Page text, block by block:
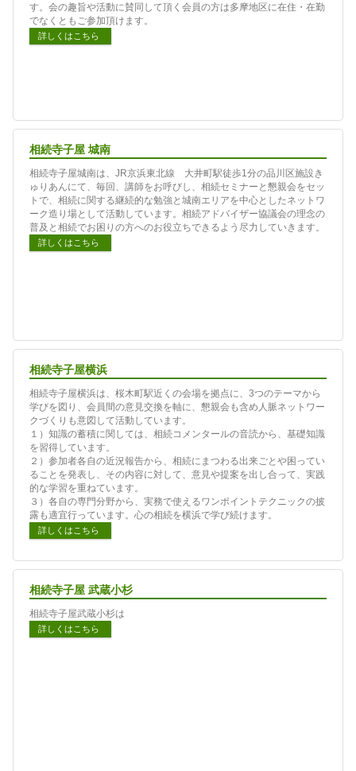
す。会の趣旨や活動に賛同して頂く会員の方は多摩地区に在住・在勤
でなくともご参加頂けます。
詳しくはこちら
相続寺子屋 城南
相続寺子屋城南は、JR京浜東北線 大井町駅徒歩1分の品川区施設き
ゅりあんにて、毎回、講師をお呼びし、相続セミナーと懇親会をセッ
トで、相続に関する継続的な勉強と城南エリアを中心としたネットワ
ーク造り場として活動しています。相続アドバイザー協議会の理念の
普及と相続でお困りの方へのお役立ちできるよう尽力していきます。
詳しくはこちら
相続寺子屋横浜
相続寺子屋横浜は、桜木町駅近くの会場を拠点に、3つのテーマから
学びを図り、会員間の意見交換を軸に、懇親会も含め人脈ネットワー
クづくりも意図して活動しています。
１）知識の蓄積に関しては、相続コメンタールの音読から、基礎知識
を習得しています。
２）参加者各自の近況報告から、相続にまつわる出来ごとや困ってい
ることを発表し、その内容に対して、意見や提案を出し合って、実践
的な学習を重ねています。
３）各自の専門分野から、実務で使えるワンポイントテクニックの披
露も適宜行っています。心の相続を横浜で学び続けます。
詳しくはこちら
相続寺子屋 武蔵小杉
相続寺子屋武蔵小杉は
詳しくはこちら